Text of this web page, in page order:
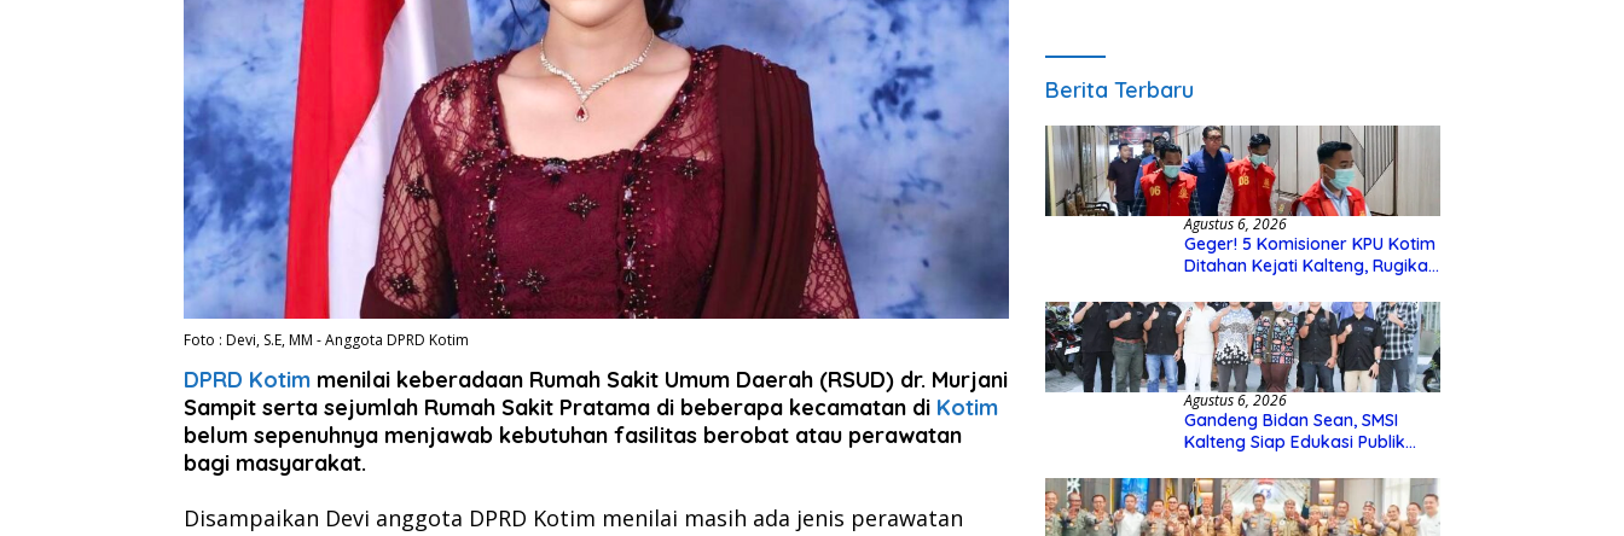
Foto : Devi, S.E, MM - Anggota DPRD Kotim
DPRD Kotim menilai keberadaan Rumah Sakit Umum Daerah (RSUD) dr. Murjani
Sampit serta sejumlah Rumah Sakit Pratama di beberapa kecamatan di Kotim
belum sepenuhnya menjawab kebutuhan fasilitas berobat atau perawatan
bagi masyarakat.
Disampaikan Devi anggota DPRD Kotim menilai masih ada jenis perawatan
Berita Terbaru
Agustus 6, 2026
Geger! 5 Komisioner KPU Kotim
Ditahan Kejati Kalteng, Rugikan
Hibah Rp40 Miliar
Agustus 6, 2026
Gandeng Bidan Sean, SMSI
Kalteng Siap Edukasi Publik